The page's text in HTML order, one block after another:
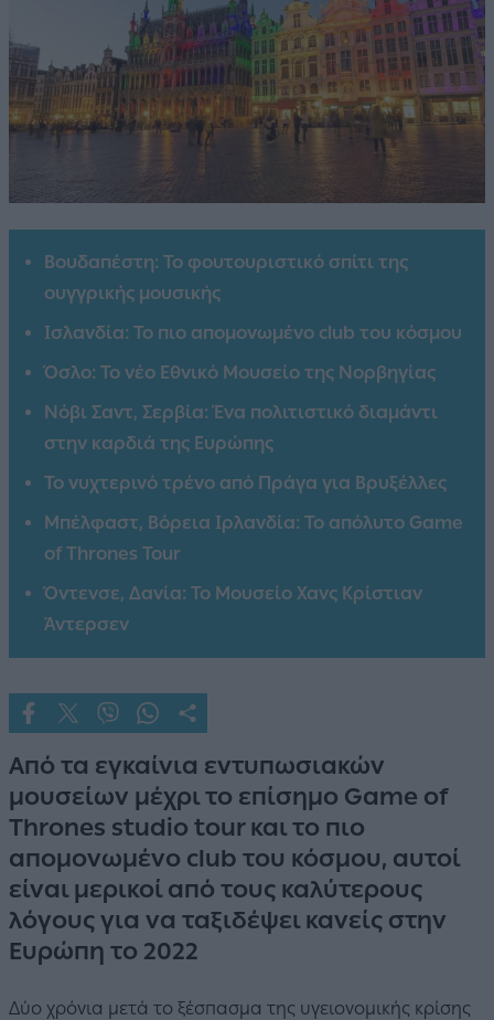
Βουδαπέστη: Το φουτουριστικό σπίτι της
ουγγρικής μουσικής
Ισλανδία: Το πιο απομονωμένο club του κόσμου
Όσλο: Το νέο Εθνικό Μουσείο της Νορβηγίας
Νόβι Σαντ, Σερβία: Ένα πολιτιστικό διαμάντι
στην καρδιά της Ευρώπης
Το νυχτερινό τρένο από Πράγα για Βρυξέλλες
Μπέλφαστ, Βόρεια Ιρλανδία: To απόλυτο Game
of Thrones Tour
Όντενσε, Δανία: Το Μουσείο Χανς Κρίστιαν
Άντερσεν
Από τα εγκαίνια εντυπωσιακών
μουσείων μέχρι το επίσημο Game of
Thrones studio tour και το πιο
απομονωμένο club του κόσμου, αυτοί
είναι μερικοί από τους καλύτερους
λόγους για να ταξιδέψει κανείς στην
Ευρώπη το 2022
Δύο χρόνια μετά το ξέσπασμα της υγειονομικής κρίσης